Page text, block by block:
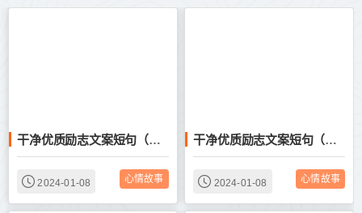
干净优质励志文案短句（精选50条）
2024-01-08 心情故事
干净优质励志文案短句（精选50条）
2024-01-08 心情故事